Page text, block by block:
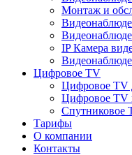
Монтаж и
IP Камера
Цифровое TV
Цифровое TV
Цифровое TV
Спутниковое
Тарифы
О компании
Контакты